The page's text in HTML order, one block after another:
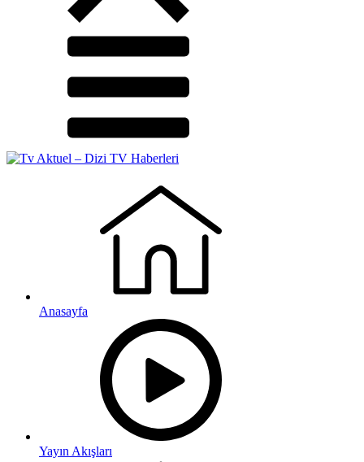
Anasayfa
Yayın Akışları